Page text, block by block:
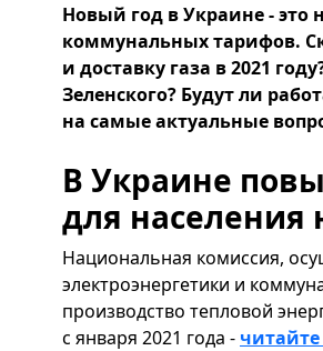
Новый год в Украине - это
коммунальных тарифов.
и доставку газа в 2021
Зеленского? Будут ли
на самые актуальные
В Украине
для населения
Национальная комиссия,
электроэнергетики и
производство тепловой
с января 2021 года -